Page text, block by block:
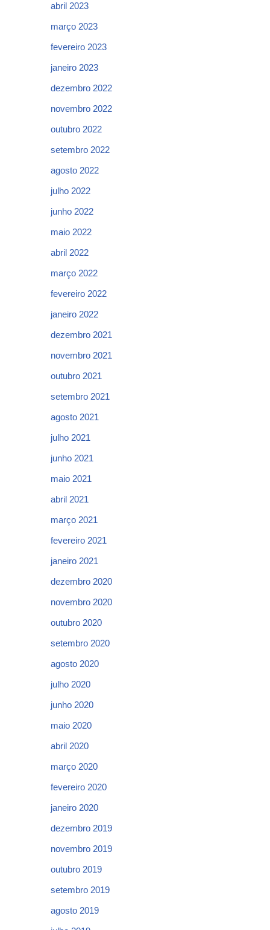
abril 2023
março 2023
fevereiro 2023
janeiro 2023
dezembro 2022
novembro 2022
outubro 2022
setembro 2022
agosto 2022
julho 2022
junho 2022
maio 2022
abril 2022
março 2022
fevereiro 2022
janeiro 2022
dezembro 2021
novembro 2021
outubro 2021
setembro 2021
agosto 2021
julho 2021
junho 2021
maio 2021
abril 2021
março 2021
fevereiro 2021
janeiro 2021
dezembro 2020
novembro 2020
outubro 2020
setembro 2020
agosto 2020
julho 2020
junho 2020
maio 2020
abril 2020
março 2020
fevereiro 2020
janeiro 2020
dezembro 2019
novembro 2019
outubro 2019
setembro 2019
agosto 2019